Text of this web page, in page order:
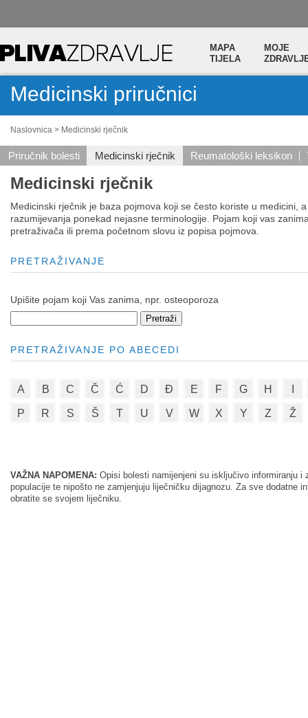
MAPA
TIJELA
MOJE
Medicinski priručnici
Naslovnica > Medicinski rječnik
Priručnik bolesti Medicinski rječnik Reumatološki leksikon
Medicinski rječnik
Medicinski rječnik je baza pojmova koji se često koriste u medicini,
razumijevanja ponekad nejasne terminologije. Pojam koji vas
pretraživača ili prema početnom slovu iz popisa pojmova.
PRETRAŽIVANJE
Upišite pojam koji Vas zanima, npr. osteoporoza
PRETRAŽIVANJE PO ABECEDI
A B C Č Ć D Đ E F G H
P R S Š T U V W X Y Z Ž
VAŽNA NAPOMENA: Opisi bolesti namijenjeni su isključivo informiranju i
populacije te nipošto ne zamjenjuju liječničku dijagnozu. Za sve dodatne
obratite se svojem liječniku.